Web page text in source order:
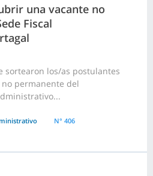
una vacante no
Fiscal
sortearon los/as postulantes
permanente del
N° 406